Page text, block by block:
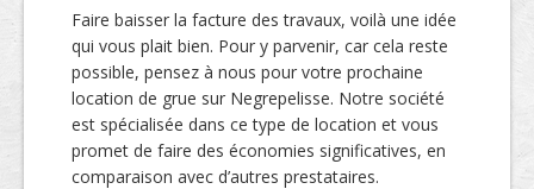
Faire baisser la facture des travaux, voilà une idée
qui vous plait bien. Pour y parvenir, car cela reste
possible, pensez à nous pour votre prochaine
location de grue sur Negrepelisse. Notre société
est spécialisée dans ce type de location et vous
promet de faire des économies significatives, en
comparaison avec d’autres prestataires.